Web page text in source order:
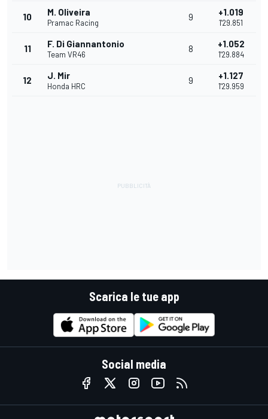
10 M. Oliveira
Pramac Racing
9 +1.019
1'29.851
11 F. Di Giannantonio
Team VR46
8 +1.052
1'29.884
12 J. Mir
Honda HRC
9 +1.127
1'29.959
Scarica le tue app
Social media